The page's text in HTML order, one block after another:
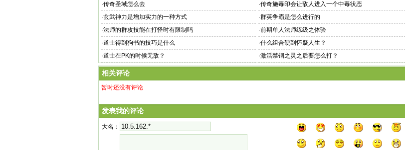
·传奇圣域怎么去 ·传奇施毒印会让敌人进入一个中毒状态
·玄武神力是增加实力的一种方式 ·群英争霸是怎么进行的
·法师的群攻技能在打怪时有限制吗 ·前期单人法师练级之体验
·道士得到狗书的技巧是什么 ·什么组合硬到怀疑人生？
·道士在PK的时候无敌？ ·激活禁锢之灵之后要怎么打？
相关评论
暂时还没有评论
发表我的评论
大名：